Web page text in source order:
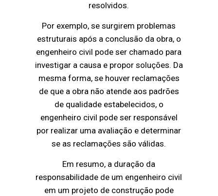
resolvidos.
Por exemplo, se surgirem problemas
estruturais após a conclusão da obra, o
engenheiro civil pode ser chamado para
investigar a causa e propor soluções. Da
mesma forma, se houver reclamações
de que a obra não atende aos padrões
de qualidade estabelecidos, o
engenheiro civil pode ser responsável
por realizar uma avaliação e determinar
se as reclamações são válidas.
Em resumo, a duração da
responsabilidade de um engenheiro civil
em um projeto de construção pode